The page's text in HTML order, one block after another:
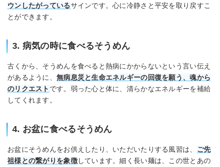
ウンしたがっているサインです。心に冷静さと平安を取り戻すこ
とができます。
3. 病気の時に食べるそうめん
古くから、そうめんを食べると熱病にかからないという言い伝え
があるように、 無病息災と生命エネルギーの回復を願う、魂から
のリクエスト です。弱った心と体に、清らかなエネルギーを補給
してくれます。
4. お盆に食べるそうめん
お盆にそうめんをお供えしたり、いただいたりする風習は、 ご先
祖様との繋がりを象徴しています。細く長い麺は、この世とあの